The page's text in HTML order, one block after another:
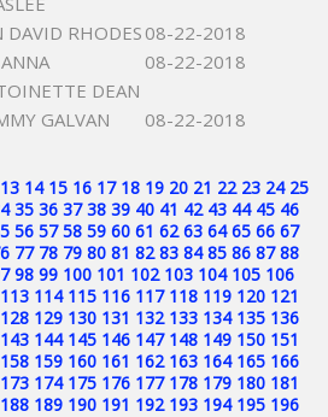
DAVID RHODES 08-22-2018
DEAN
08-22-2018
GALVAN 08-22-2018
13 14 15 16 17 18 19 20 21 22 23 24 25
35 36 37 38 39 40 41 42 43 44 45 46
56 57 58 59 60 61 62 63 64 65 66 67
77 78 79 80 81 82 83 84 85 86 87 88
98 99 100 101 102 103 104 105 106
113 114 115 116 117 118 119 120 121
128 129 130 131 132 133 134 135 136
143 144 145 146 147 148 149 150 151
158 159 160 161 162 163 164 165 166
173 174 175 176 177 178 179 180 181
188 189 190 191 192 193 194 195 196